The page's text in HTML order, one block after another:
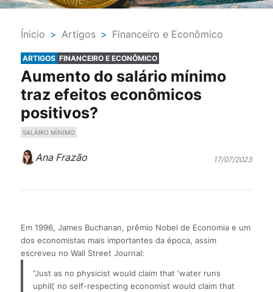
Ínicio > Artigos > Financeiro e Econômico
ARTIGOS FINANCEIRO E ECONÔMICO
Aumento do salário mínimo
traz efeitos econômicos
positivos?
SALÁRIO MÍNIMO
Ana Frazão 17/07/2023
Em 1996, James Buchanan, prêmio Nobel de Economia e um
dos economistas mais importantes da época, assim
escreveu no Wall Street Journal:
“Just as no physicist would claim that ‘water runs
uphill’, no self-respecting economist would claim that